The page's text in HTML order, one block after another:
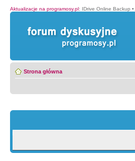
Aktualizacje na programosy.pl: IDrive Online Backup •
Strona główna